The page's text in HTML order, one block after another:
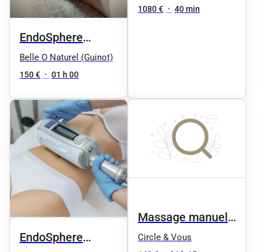
EndoSphere
Therapy -
Compression par
corps 50 min
Belle O Naturel (Guinot)
150 € • 01 h 00
séances :
1080 € • 40 min
EndoSphere
Massage manuel
drainage
Circle & Vous